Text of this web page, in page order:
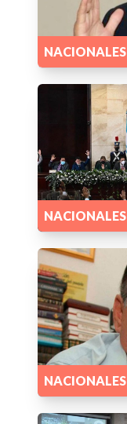
NACIONALES
NACIONALES
NACIONALES